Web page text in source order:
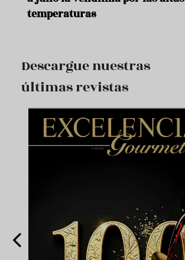
temperaturas
Descargue nuestras
últimas revistas